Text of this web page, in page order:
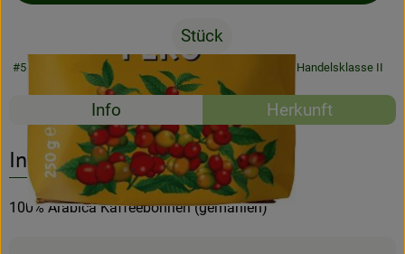
Stück
#55024 10,99 €/ Stück 43,96 € Handelsklasse II
Rezepte
Info Herkunft
Entdecke passende RezepteEs wurden
Info
100% Arabica Kaffeebohnen (gemahlen)